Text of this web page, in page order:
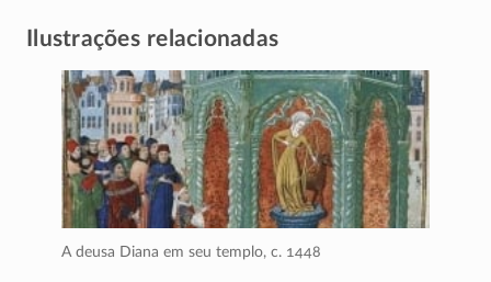
Ilustrações relacionadas
A deusa Diana em seu templo, c. 1448